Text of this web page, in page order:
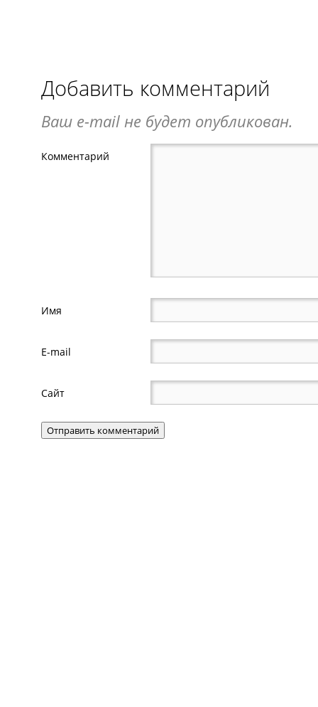
Добавить комментарий
Ваш e-mail не будет опубликован.
Комментарий
Имя
E-mail
Сайт